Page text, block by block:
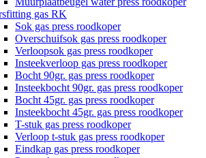
gas RK
Sok gas press roodkoper
Overschuifsok gas press roodkoper
Verloopsok gas press roodkoper
Insteekverloop gas press roodkoper
Bocht 90gr. gas press roodkoper
Insteekbocht 90gr. gas press roodkoper
Bocht 45gr. gas press roodkoper
Insteekbocht 45gr. gas press roodkoper
T-stuk gas press roodkoper
Verloop t-stuk gas press roodkoper
Eindkap gas press roodkoper